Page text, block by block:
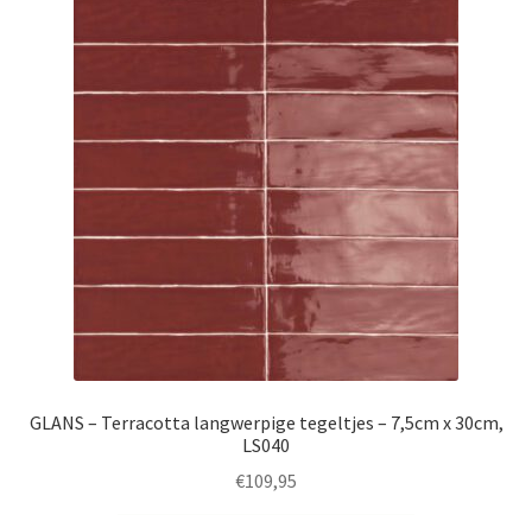
GLANS – Terracotta langwerpige tegeltjes – 7,5cm x 30cm,
LS040
€109,95